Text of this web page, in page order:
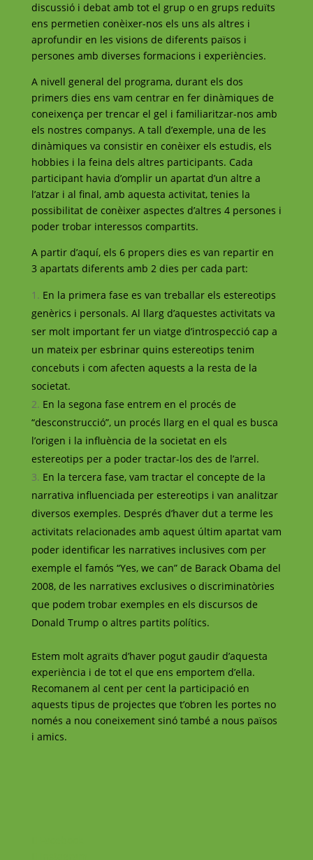
discussió i debat amb tot el grup o en grups reduïts
ens permetien conèixer-nos els uns als altres i
aprofundir en les visions de diferents països i
persones amb diverses formacions i experiències.
A nivell general del programa, durant els dos
primers dies ens vam centrar en fer dinàmiques de
coneixença per trencar el gel i familiaritzar-nos amb
els nostres companys. A tall d’exemple, una de les
dinàmiques va consistir en conèixer els estudis, els
hobbies i la feina dels altres participants. Cada
participant havia d’omplir un apartat d’un altre a
l’atzar i al final, amb aquesta activitat, tenies la
possibilitat de conèixer aspectes d’altres 4 persones i
poder trobar interessos compartits.
A partir d’aquí, els 6 propers dies es van repartir en
3 apartats diferents amb 2 dies per cada part:
En la primera fase es van treballar els estereotips
genèrics i personals. Al llarg d’aquestes activitats va
ser molt important fer un viatge d’introspecció cap a
un mateix per esbrinar quins estereotips tenim
concebuts i com afecten aquests a la resta de la
societat.
En la segona fase entrem en el procés de
“desconstrucció”, un procés llarg en el qual es busca
l’origen i la influència de la societat en els
estereotips per a poder tractar-los des de l’arrel.
En la tercera fase, vam tractar el concepte de la
narrativa influenciada per estereotips i van analitzar
diversos exemples. Després d’haver dut a terme les
activitats relacionades amb aquest últim apartat vam
poder identificar les narratives inclusives com per
exemple el famós “Yes, we can” de Barack Obama del
2008, de les narratives exclusives o discriminatòries
que podem trobar exemples en els discursos de
Donald Trump o altres partits polítics.
Estem molt agraïts d’haver pogut gaudir d’aquesta
experiència i de tot el que ens emportem d’ella.
Recomanem al cent per cent la participació en
aquests tipus de projectes que t’obren les portes no
només a nou coneixement sinó també a nous països
i amics.